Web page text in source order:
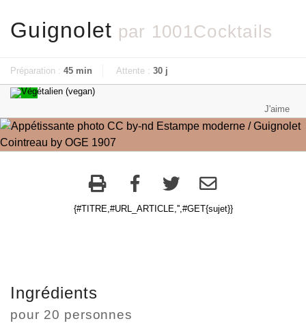
Guignolet par 1001Cocktails
Préparation : 45 min Attente : 30 j
{#TITRE,#URL_ARTICLE,'',#GET{sujet}}
Ingrédients
pour 20 personnes